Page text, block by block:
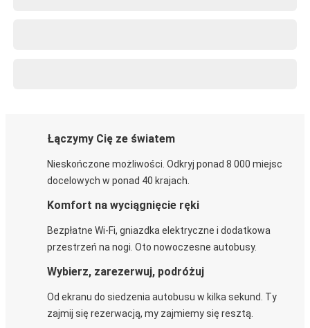
Łączymy Cię ze światem
Nieskończone możliwości. Odkryj ponad 8 000 miejsc
docelowych w ponad 40 krajach.
Komfort na wyciągnięcie ręki
Bezpłatne Wi-Fi, gniazdka elektryczne i dodatkowa
przestrzeń na nogi. Oto nowoczesne autobusy.
Wybierz, zarezerwuj, podróżuj
Od ekranu do siedzenia autobusu w kilka sekund. Ty
zajmij się rezerwacją, my zajmiemy się resztą.